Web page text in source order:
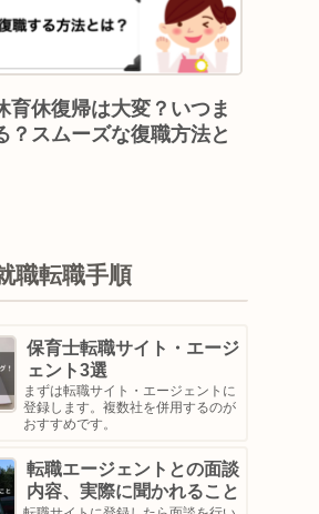
育休復帰は大変？いつま
？スムーズな復職方法と
職転職手順
保育士転職サイト・エージ
ェント3選
まずは転職サイト・エージェントに
登録します。複数社を併用するのが
おすすめです。
転職エージェントとの面談
内容、実際に聞かれること